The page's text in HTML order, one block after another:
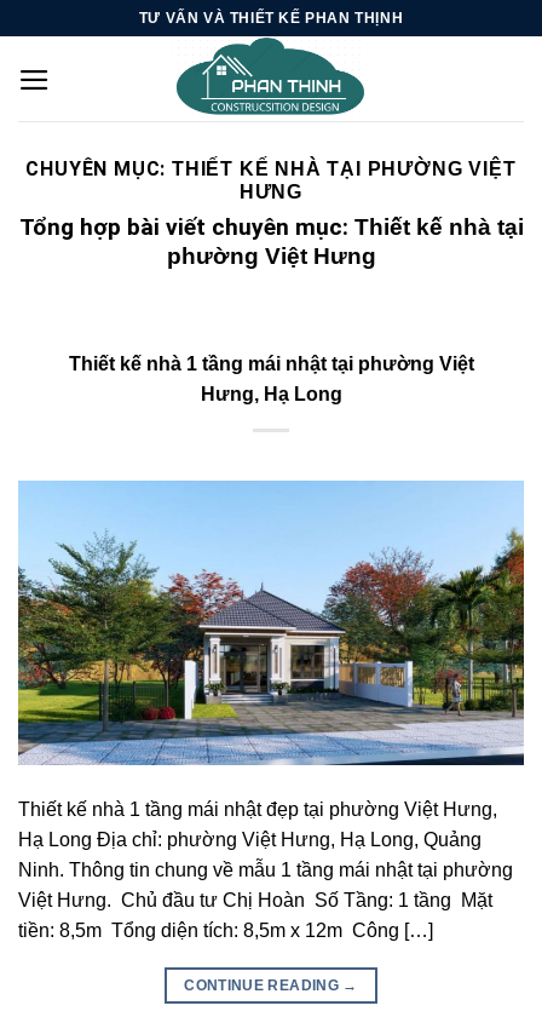
content
TƯ VẤN VÀ THIẾT KẾ PHAN THỊNH
CHUYÊN MỤC:THIẾT KẾ NHÀ TẠI PHƯỜNG VIỆT
HƯNG
Tổng hợp bài viết chuyên mục: Thiết kế nhà tại
phường Việt Hưng
Thiết kế nhà 1 tầng mái nhật tại phường Việt
Hưng, Hạ Long
Thiết kế nhà 1 tầng mái nhật đẹp tại phường Việt Hưng,
Hạ Long Địa chỉ: phường Việt Hưng, Hạ Long, Quảng
Ninh. Thông tin chung về mẫu 1 tầng mái nhật tại phường
Việt Hưng. Chủ đầu tư Chị Hoàn Số Tầng: 1 tầng Mặt
tiền: 8,5m Tổng diện tích: 8,5m x 12m Công […]
CONTINUE READING →